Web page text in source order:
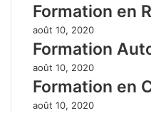
Formation en
août 10, 2020
Formation
août 10, 2020
Formation en
août 10, 2020